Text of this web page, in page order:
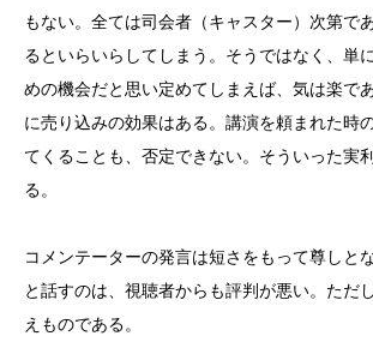
もない。全ては司会者（キャスター）次第で
るといらいらしてしまう。そうではなく、単
めの機会だと思い定めてしまえば、気は楽で
に売り込みの効果はある。講演を頼まれた時
てくることも、否定できない。そういった実
る。
コメンテーターの発言は短さをもって尊しと
と話すのは、視聴者からも評判が悪い。ただ
えものである。